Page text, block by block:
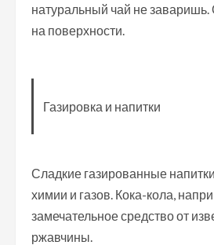
натуральный чай не заваришь.
на поверхности.
Газировка и напитки
Сладкие газированные
химии и газов. Кока-кола,
замечательное средство от
ржавчины.